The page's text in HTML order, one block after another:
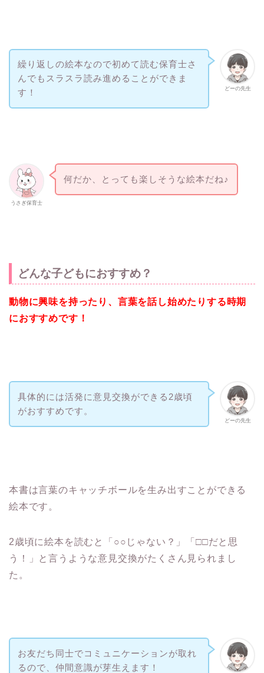
どーの先生
繰り返しの絵本なので初めて読む保育士さ
んでもスラスラ読み進めることができま
す！
うさぎ保育士
何だか、とっても楽しそうな絵本だね♪
どんな子どもにおすすめ？
動物に興味を持ったり、言葉を話し始めたりする時期
におすすめです！
どーの先生
具体的には活発に意見交換ができる2歳頃
がおすすめです。
本書は言葉のキャッチボールを生み出すことができる
絵本です。
2歳頃に絵本を読むと「○○じゃない？」「□□だと思
う！」と言うような意見交換がたくさん見られまし
た。
お友だち同士でコミュニケーションが取れ
るので、仲間意識が芽生えます！